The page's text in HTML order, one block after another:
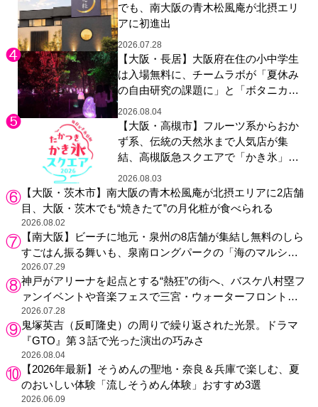
でも、南大阪の青木松風庵が北摂エリ
アに初進出
2026.07.28
【大阪・長居】大阪府在住の小中学生
は入場無料に、チームラボが「夏休み
の自由研究の課題に」と「ボタニカル
ガーデン 大阪」へ招待
2026.08.04
【大阪・高槻市】フルーツ系からおか
ず系、伝統の天然氷まで人気店が集
結、高槻阪急スクエアで「かき氷」祭
り
2026.08.03
【大阪・茨木市】南大阪の青木松風庵が北摂エリアに2店舗
目、大阪・茨木でも“焼きたて”の月化粧が食べられる
2026.08.02
【南大阪】ビーチに地元・泉州の8店舗が集結し無料のしら
すごはん振る舞いも、泉南ロングパークの「海のマルシ
ェ」がリニューアル！
2026.07.29
神戸がアリーナを起点とする“熱狂”の街へ、バスケ八村塁フ
ァンイベントや音楽フェスで三宮・ウォーターフロントを
活性化
2026.07.28
鬼塚英吉（反町隆史）の周りで繰り返された光景。ドラマ
『GTO』第３話で光った演出の巧みさ
2026.08.04
【2026年最新】そうめんの聖地・奈良＆兵庫で楽しむ、夏
のおいしい体験「流しそうめん体験」おすすめ3選
2026.06.09